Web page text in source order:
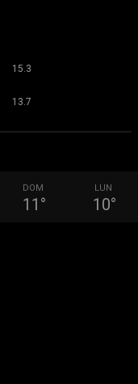
15.3
13.7
DOM
11 °
LUN
10°